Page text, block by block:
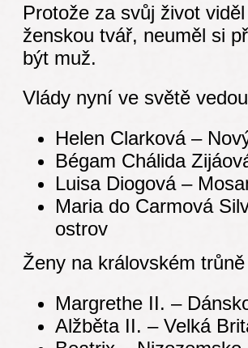
Protože za svůj život
ženskou tvář, neuměl si
být muž.
Vlády nyní ve světě
Helen Clarková –
Bégam Chálida
Luisa Diogová –
Maria do Carmová
ostrov
Ženy na královském
Margrethe II. –
Alžběta II. – Velká